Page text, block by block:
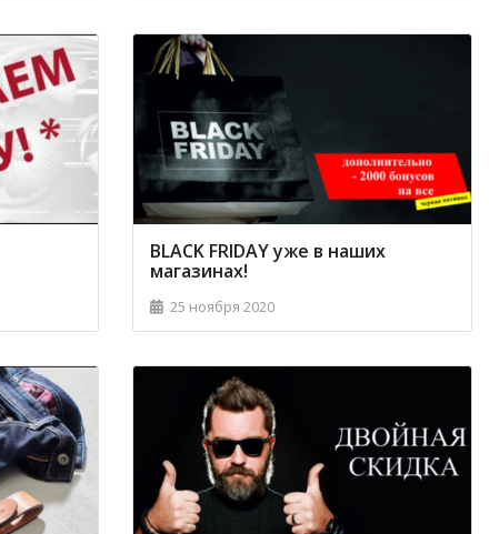
BLACK FRIDAY уже в наших
магазинах!
25 ноября 2020